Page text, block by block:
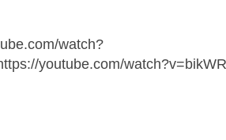
watch?
youtube.com/